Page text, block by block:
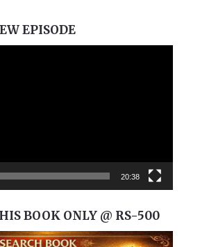
EPISODE
20:38
BOOK ONLY @ RS-500